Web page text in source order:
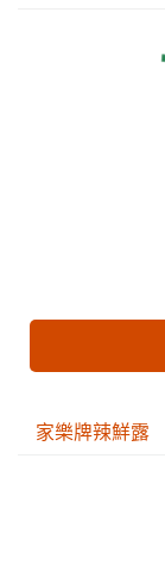
家樂牌辣鮮露